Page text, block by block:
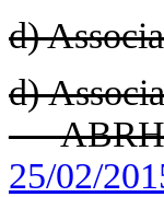
d)
d)
–
25/02/